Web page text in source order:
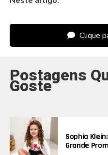
Clique
Postagens
Goste
Sophia
Grande